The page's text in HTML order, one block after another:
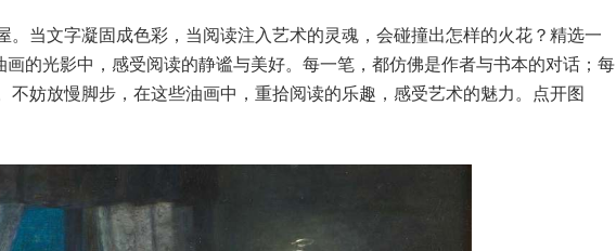
。当文字凝固成色彩，当阅读注入艺术的灵魂，会碰撞出怎样的火花？精选一
画的光影中，感受阅读的静谧与美好。每一笔，都仿佛是作者与书本的对话；每
不妨放慢脚步，在这些油画中，重拾阅读的乐趣，感受艺术的魅力。点开图